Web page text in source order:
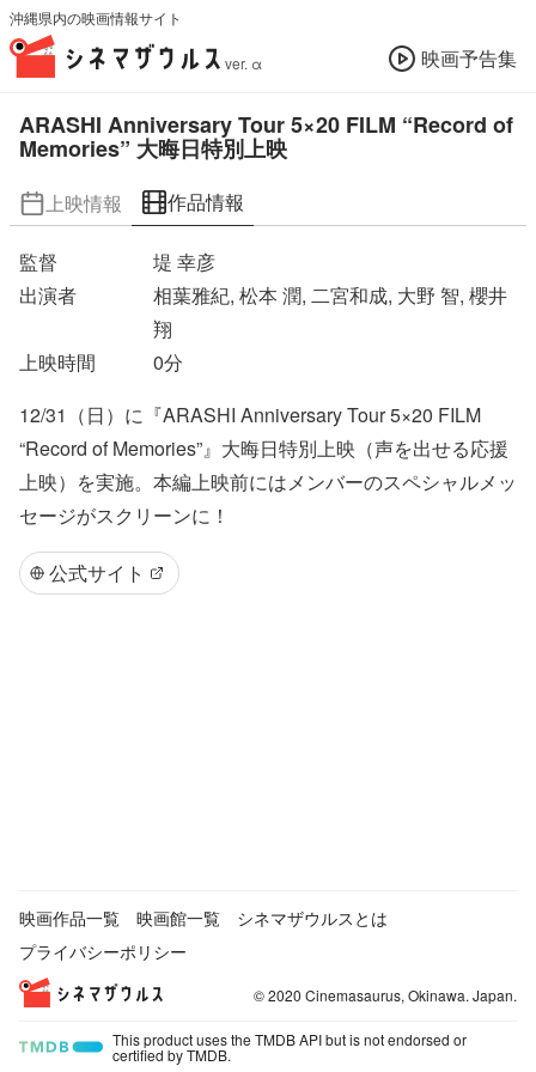
沖縄県内の映画情報サイト
ver. α 映画予告集
ARASHI Anniversary Tour 5×20 FILM “Record of
Memories” 大晦日特別上映
上映情報 作品情報
監督
堤 幸彦
出演者
相葉雅紀, 松本 潤, 二宮和成, 大野 智, 櫻井
翔
上映時間
0分
12/31（日）に『ARASHI Anniversary Tour 5×20 FILM
“Record of Memories”』大晦日特別上映（声を出せる応援
上映）を実施。本編上映前にはメンバーのスペシャルメッ
セージがスクリーンに！
公式サイト
映画作品一覧 映画館一覧
シネマザウルスとは
プライバシーポリシー
© 2020 Cinemasaurus, Okinawa. Japan.
This product uses the TMDB API but is not endorsed or
certified by TMDB.